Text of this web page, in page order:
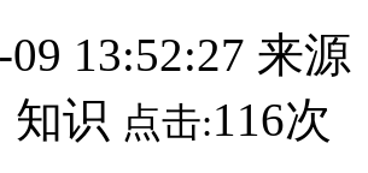
09 13:52:27 来源
知识 点击:116次